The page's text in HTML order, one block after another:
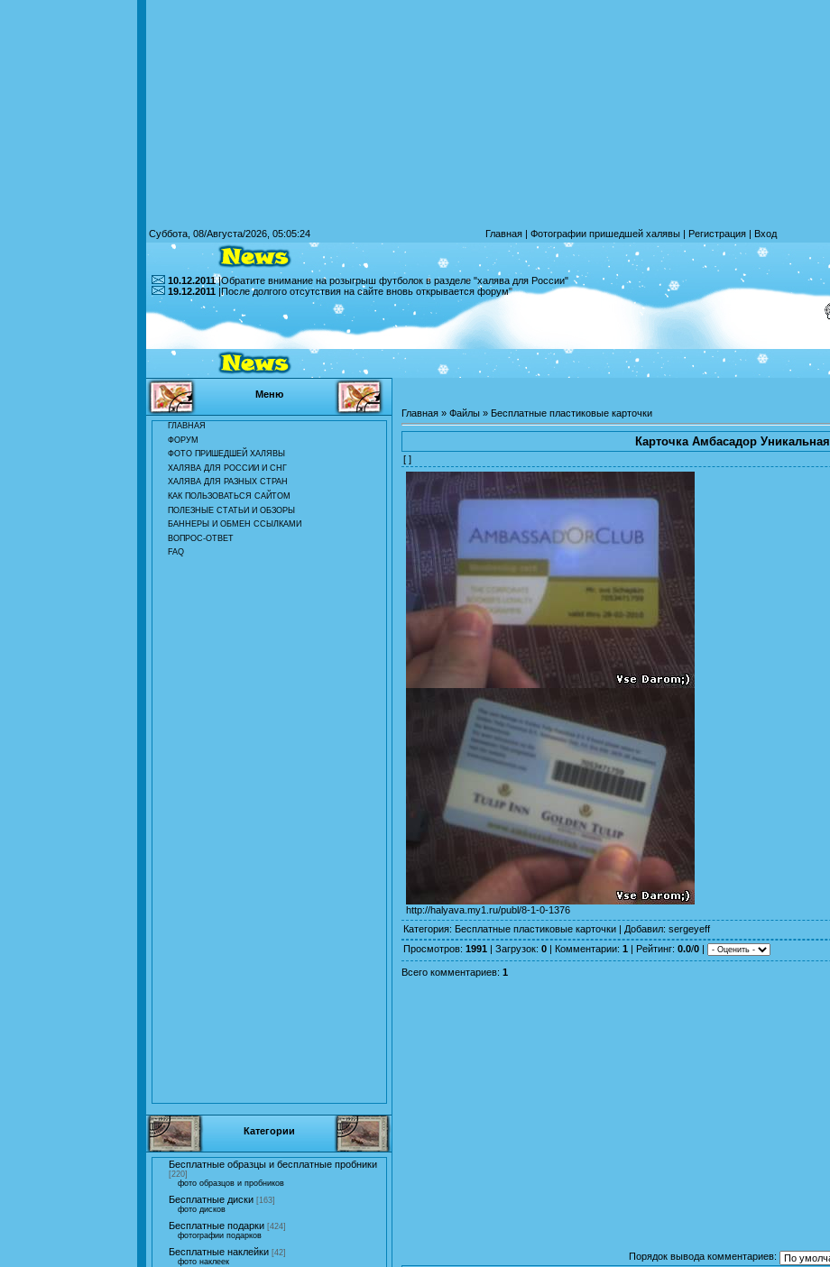
Суббота, 08/Августа/2026, 05:05:24 Главная | Фотографии пришедшей халявы | Регистрация | Вход
10.12.2011|Обратите внимание на розыгрыш футболок в разделе "халява для России"
19.12.2011 |После долгого отсутствия на сайте вновь открывается форум"
Меню
ГЛАВНАЯ
ФОРУМ
ФОТО ПРИШЕДШЕЙ ХАЛЯВЫ
ХАЛЯВА ДЛЯ РОССИИ И СНГ
ХАЛЯВА ДЛЯ РАЗНЫХ СТРАН
КАК ПОЛЬЗОВАТЬСЯ САЙТОМ
ПОЛЕЗНЫЕ СТАТЬИ И ОБЗОРЫ
БАННЕРЫ И ОБМЕН ССЫЛКАМИ
ВОПРОС-ОТВЕТ
FAQ
Категории
Бесплатные образцы и бесплатные пробники
[220]
фото образцов и пробников
Бесплатные диски [163]
фото дисков
Бесплатные подарки [424]
фотографии подарков
Бесплатные наклейки [42]
фото наклеек
Главная » Файлы » Бесплатные пластиковые карточки
Карточка Амбасадор Уникальная
[ ]
http://halyava.my1.ru/publ/8-1-0-1376
Категория: Бесплатные пластиковые карточки | Добавил: sergeyeff
Просмотров: 1991 | Загрузок: 0 | Комментарии: 1 | Рейтинг: 0.0/0 |
Всего комментариев: 1
Порядок вывода комментариев: